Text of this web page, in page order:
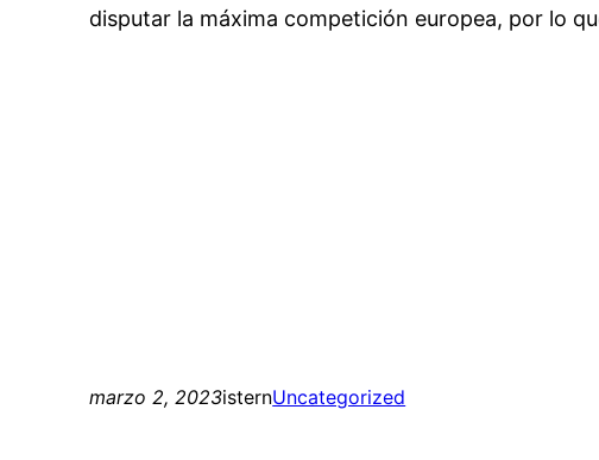
disputar la máxima competición europea, por lo
marzo 2, 2023isternUncategorized